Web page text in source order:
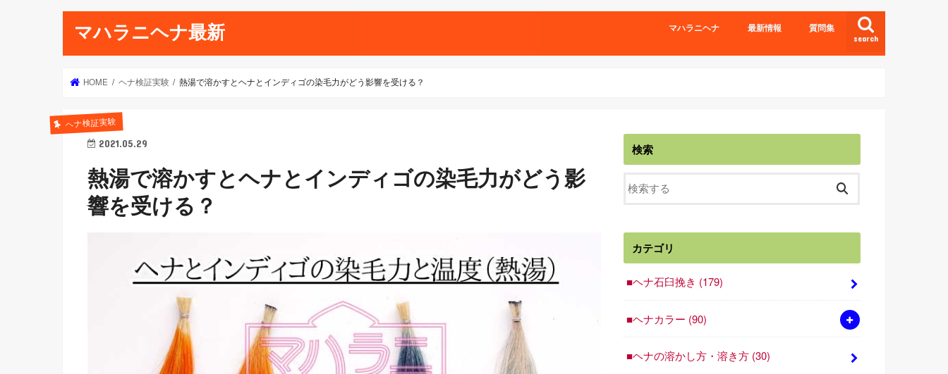
マハラニヘナ最新 search
マハラニヘナ 最新情報 質問集
HOME ヘナ検証実験 熱湯で溶かすとヘナとインディゴの染毛力がどう影響を受ける？
ヘナ検証実験
2021.05.29
熱湯で溶かすとヘナとインディゴの染毛力がどう影
響を受ける？
検索
カテゴリ
■ヘナ石臼挽き (179)
■ヘナカラー (90)
■ヘナの溶かし方・溶き方 (30)